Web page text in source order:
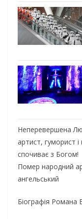
Неперевершена
артист, гуморист
спочиває з Богом!
Помер народний
ангельський
Біографія Романа